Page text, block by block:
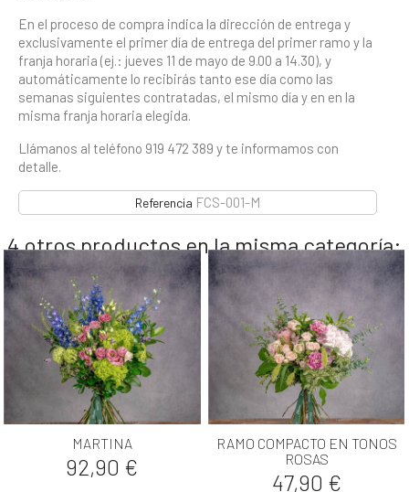
En el proceso de compra indica la dirección de entrega y
exclusivamente el primer día de entrega del primer ramo y la
franja horaria (ej.: jueves 11 de mayo de 9.00 a 14.30), y
automáticamente lo recibirás tanto ese día como las
semanas siguientes contratadas, el mismo día y en en la
misma franja horaria elegida.
Llámanos al teléfono 919 472 389 y te informamos con
detalle.
Referencia FCS-001-M
4 otros productos en la misma categoría:
MARTINA
Precio
92,90 €
RAMO COMPACTO EN TONOS
ROSAS
Precio
47,90 €